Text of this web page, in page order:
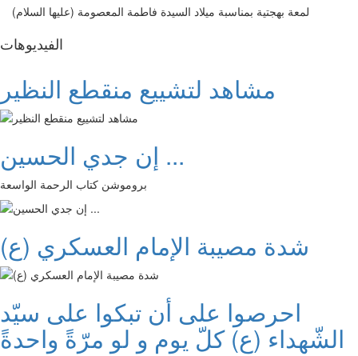
لمعة بهجتية بمناسبة ميلاد السيدة فاطمة المعصومة (عليها السلام)
الفیدیوهات
مشاهد لتشييع منقطع النظير
إن جدي الحسين ...
بروموشن كتاب الرحمة الواسعة
شدة مصيبة الإمام العسكري (ع)
احرصوا على أن تبكوا على سيّد
الشّهداء (ع) كلّ يوم و لو مرّةً واحدةً